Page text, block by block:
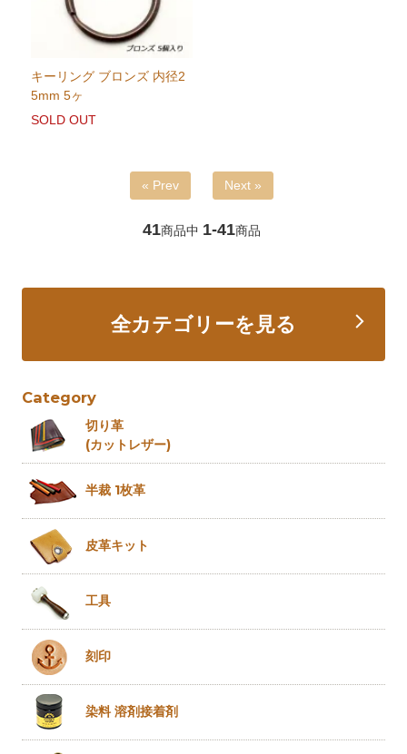
キーリング ブロンズ 内径2
5mm 5ヶ
SOLD OUT
« Prev Next »
41商品中 1-41商品
全カテゴリーを見る
Category
切り革
(カットレザー)
半裁 1枚革
皮革キット
工具
刻印
染料 溶剤接着剤